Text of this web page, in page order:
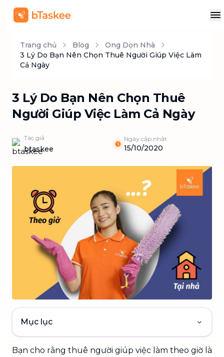
Trang chủ Blog
Ong Dọn Nhà
3 Lý Do Bạn Nên Chọn Thuê Người Giúp Việc Làm
Cả Ngày
3 Lý Do Bạn Nên Chọn Thuê
Người Giúp Việc Làm Cả Ngày
Tác giả
btaskee
Ngày cập nhật
15/10/2020
Mục lục
Bạn cho rằng thuê người giúp việc làm theo giờ là